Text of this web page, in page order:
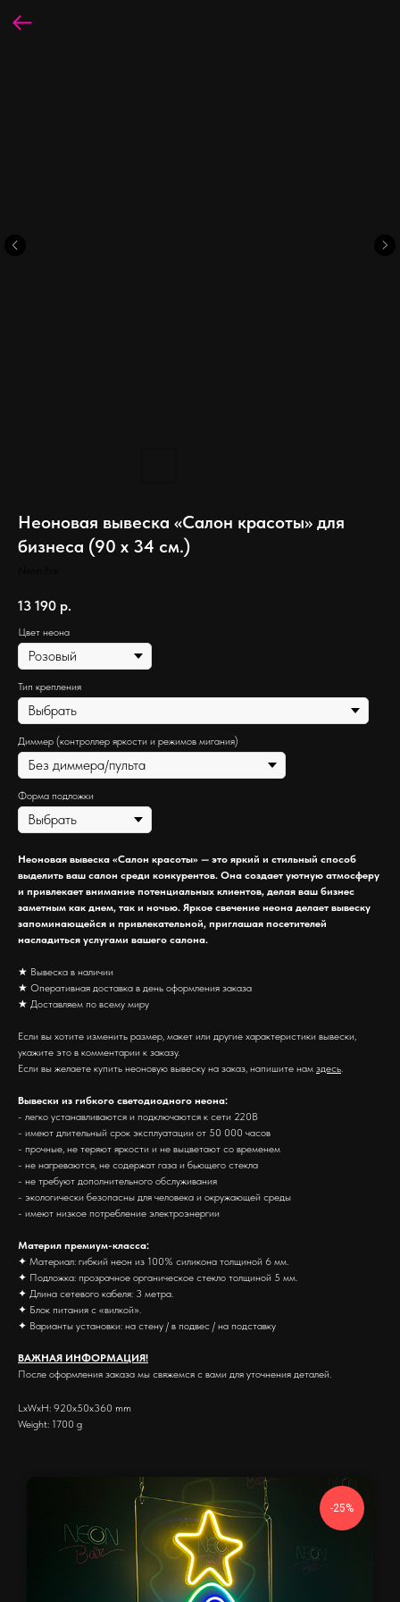
Неоновая вывеска «Салон красоты» для
бизнеса (90 х 34 см.)
13 190 р.
Цвет неона
Тип крепления
Диммер (контроллер яркости и режимов мигания)
Форма подложки
Неоновая вывеска «Салон красоты» — это яркий и стильный способ
выделить ваш салон среди конкурентов. Она создает уютную атмосферу
и привлекает внимание потенциальных клиентов, делая ваш бизнес
заметным как днем, так и ночью. Яркое свечение неона делает вывеску
запоминающейся и привлекательной, приглашая посетителей
насладиться услугами вашего салона.
★ Вывеска в наличии
★ Оперативная доставка в день оформления заказа
★ Доставляем по всему миру
Если вы хотите изменить размер, макет или другие характеристики вывески,
укажите это в комментарии к заказу.
Если вы желаете купить неоновую вывеску на заказ, напишите нам здесь.
Вывески из гибкого светодиодного неона:
- легко устанавливаются и подключаются к сети 220В
- имеют длительный срок эксплуатации от 50 000 часов
- прочные, не теряют яркости и не выцветают со временем
- не нагреваются, не содержат газа и бьющего стекла
- не требуют дополнительного обслуживания
- экологически безопасны для человека и окружающей среды
- имеют низкое потребление электроэнергии
Материл премиум-класса:
✦ Материал: гибкий неон из 100% силикона толщиной 6 мм.
✦ Подложка: прозрачное органическое стекло толщиной 5 мм.
✦ Длина сетевого кабеля: 3 метра.
✦ Блок питания с «вилкой».
✦ Варианты установки: на стену / в подвес / на подставку
ВАЖНАЯ ИНФОРМАЦИЯ!
После оформления заказа мы свяжемся с вами для уточнения деталей.
LxWxH: 920x50x360 mm
Weight: 1700 g
-25%